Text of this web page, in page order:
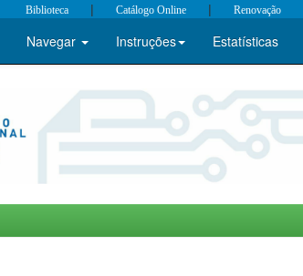
Biblioteca | Catálogo Online | Renovação
Navegar Instruções Estatísticas